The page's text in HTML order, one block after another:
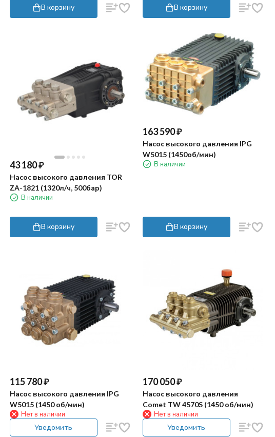
В корзину В корзину
43 180₽
Насос высокого давления TOR
ZA-1821 (1320л/ч, 500бар)
В наличии
В корзину
163 590₽
Насос высокого давления IPG
W5015 (1450об/мин)
В наличии
В корзину
115 780₽
Насос высокого давления IPG
W5015 (1450 об/мин)
Нет в наличии
Уведомить
170 050₽
Насос высокого давления
Comet TW 4570S (1450 об/мин)
Нет в наличии
Уведомить